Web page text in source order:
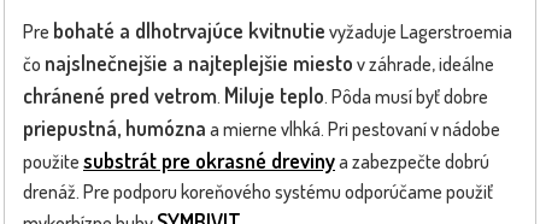
Pre bohaté a dlhotrvajúce kvitnutie vyžaduje Lagerstroemia
čo najslnečnejšie a najteplejšie miesto v záhrade, ideálne
chránené pred vetrom. Miluje teplo. Pôda musí byť dobre
priepustná, humózna a mierne vlhká. Pri pestovaní v nádobe
použite substrát pre okrasné drevinya zabezpečte dobrú
drenáž. Pre podporu koreňového systému odporúčame použiť